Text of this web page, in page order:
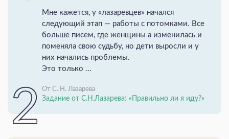
Мне кажется, у «лазаревцев» начался
следующий этап — работы с потомками. Все
больше писем, где женщины а изменилась и
поменяла свою судьбу, но дети выросли и у
них начались проблемы.
Это только ...
От С. Н. Лазарева
Задание от С.Н.Лазарева: «Правильно ли я иду?»